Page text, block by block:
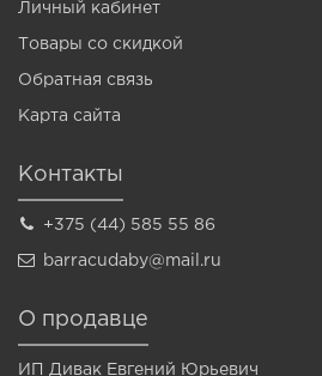
Личный кабинет
Товары со скидкой
Обратная связь
Карта сайта
Контакты
+375 (44) 585 55 86
barracudaby@mail.ru
О продавце
ИП Дивак Евгений Юрьевич